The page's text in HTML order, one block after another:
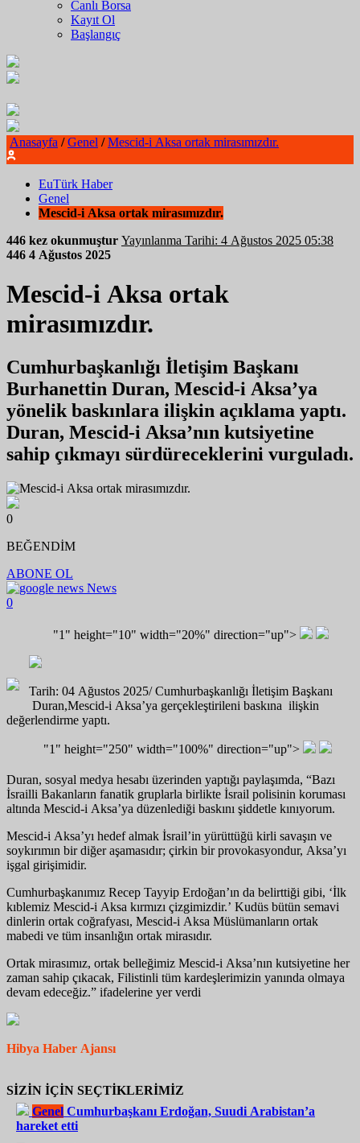
Canlı Borsa
Kayıt Ol
Başlangıç
Anasayfa / Genel / Mescid-i Aksa ortak mirasımızdır.
EuTürk Haber
Genel
Mescid-i Aksa ortak mirasımızdır.
446 kez okunmuştur
Yayınlanma Tarihi: 4 Ağustos 2025 05:38
446 4 Ağustos 2025
Mescid-i Aksa ortak
mirasımızdır.
Cumhurbaşkanlığı İletişim Başkanı
Burhanettin Duran, Mescid-i Aksa’ya
yönelik baskınlara ilişkin açıklama yaptı.
Duran, Mescid-i Aksa’nın kutsiyetine
sahip çıkmayı sürdüreceklerini vurguladı.
0
BEĞENDİM
ABONE OL
News
0
"1" height="10" width="20%" direction="up">
Tarih: 04 Ağustos 2025/Cumhurbaşkanlığı İletişim Başkanı
Duran,Mescid-i Aksa’ya gerçekleştirileni baskına ilişkin
değerlendirme yaptı.
"1" height="250" width="100%" direction="up">
Duran, sosyal medya hesabı üzerinden yaptığı paylaşımda, “Bazı
İsrailli Bakanların fanatik gruplarla birlikte İsrail polisinin koruması
altında Mescid-i Aksa’ya düzenlediği baskını şiddetle kınıyorum.
Mescid-i Aksa’yı hedef almak İsrail’in yürüttüğü kirli savaşın ve
soykırımın bir diğer aşamasıdır; çirkin bir provokasyondur, Aksa’yı
işgal girişimidir.
Cumhurbaşkanımız Recep Tayyip Erdoğan’ın da belirttiği gibi, ‘İlk
kıblemiz Mescid-i Aksa kırmızı çizgimizdir.’ Kudüs bütün semavi
dinlerin ortak coğrafyası, Mescid-i Aksa Müslümanların ortak
mabedi ve tüm insanlığın ortak mirasıdır.
Ortak mirasımız, ortak belleğimiz Mescid-i Aksa’nın kutsiyetine her
zaman sahip çıkacak, Filistinli tüm kardeşlerimizin yanında olmaya
devam edeceğiz.” ifadelerine yer verdi
Hibya Haber Ajansı
SİZİN İÇİN SEÇTİKLERİMİZ
Genel Cumhurbaşkanı Erdoğan, Suudi Arabistan’a
hareket etti